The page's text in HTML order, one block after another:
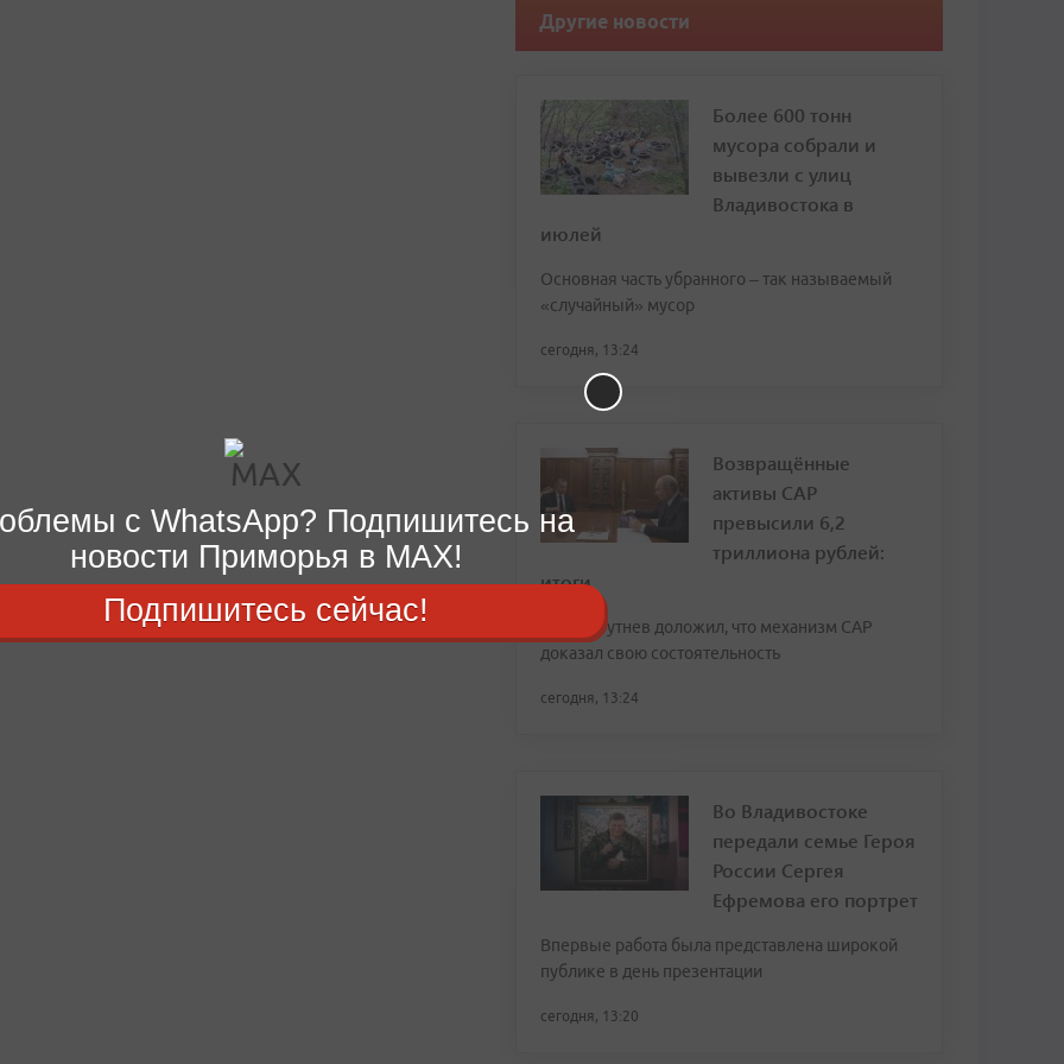
Другие новости
Более 600 тонн
мусора собрали и
вывезли с улиц
Владивостока в
июлей
Основная часть убранного – так называемый
«случайный» мусор
сегодня, 13:24
Возвращённые
активы САР
превысили 6,2
триллиона рублей:
итоги
Юрий Трутнев доложил, что механизм САР
доказал свою состоятельность
сегодня, 13:24
Во Владивостоке
передали семье Героя
России Сергея
Ефремова его портрет
Впервые работа была представлена широкой
публике в день презентации
сегодня, 13:20
с WhatsApp? Подпишитесь на
новости Приморья в MAX!
Подпишитесь сейчас!